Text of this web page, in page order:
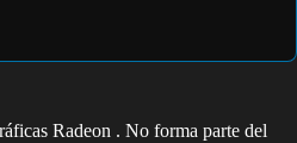
Radeon . No forma parte del